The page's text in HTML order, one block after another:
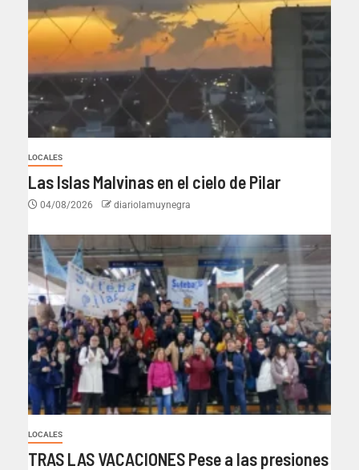
LOCALES
Las Islas Malvinas en el cielo de Pilar
04/08/2026 diariolamuynegra
LOCALES
TRAS LAS VACACIONES Pese a las presiones